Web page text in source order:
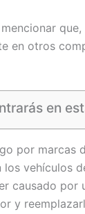
en otros
en
por marcas
los vehículos
causado por
y